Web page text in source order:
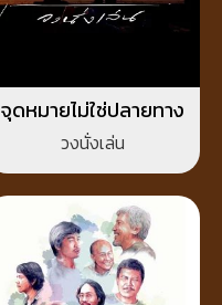
จุดหมายไม่ใช่ปลายทาง
วงนั่งเล่น